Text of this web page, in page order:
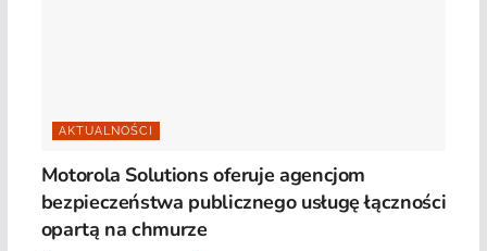
AKTUALNOŚCI
Motorola Solutions oferuje agencjom
bezpieczeństwa publicznego usługę łączności
opartą na chmurze